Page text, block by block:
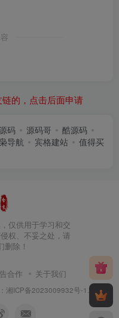
的，点击后面申请
码 源码哥
酷源码
导航 宾格建站
值得买
仅供用于学习和交
权、不妥之处，请
删除！
合作 关于我们
湘ICP备2023009932号-1